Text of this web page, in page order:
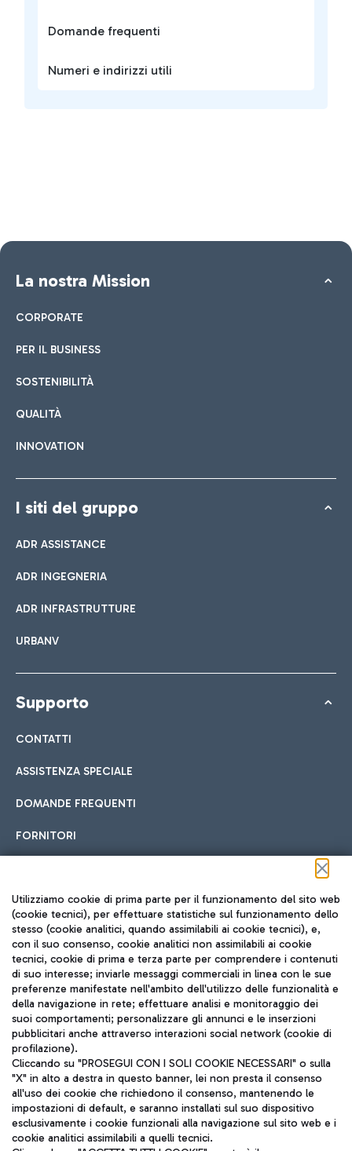
Domande frequenti
Numeri e indirizzi utili
La nostra Mission
CORPORATE
PER IL BUSINESS
SOSTENIBILITÀ
QUALITÀ
INNOVATION
I siti del gruppo
ADR ASSISTANCE
ADR INGEGNERIA
ADR INFRASTRUTTURE
URBANV
Supporto
CONTATTI
ASSISTENZA SPECIALE
DOMANDE FREQUENTI
FORNITORI
Seguici sui social
TRAVEL JOURNAL
ITA
Aeroporti di Roma S.p.A. - Società soggetta a direzione e
Utilizziamo cookie di prima parte per il funzionamento del sito web
(cookie tecnici), per effettuare statistiche sul funzionamento dello
stesso (cookie analitici, quando assimilabili ai cookie tecnici), e,
con il suo consenso, cookie analitici non assimilabili ai cookie
tecnici, cookie di prima e terza parte per comprendere i contenuti
di suo interesse; inviarle messaggi commerciali in linea con le sue
preferenze manifestate nell'ambito dell'utilizzo delle funzionalità e
della navigazione in rete; effettuare analisi e monitoraggio dei
suoi comportamenti; personalizzare gli annunci e le inserzioni
pubblicitari anche attraverso interazioni social network (cookie di
profilazione).
Cliccando su "PROSEGUI CON I SOLI COOKIE NECESSARI" o sulla
"X" in alto a destra in questo banner, lei non presta il consenso
all'uso dei cookie che richiedono il consenso, mantenendo le
impostazioni di default, e saranno installati sul suo dispositivo
esclusivamente i cookie funzionali alla navigazione sul sito web e i
cookie analitici assimilabili a quelli tecnici.